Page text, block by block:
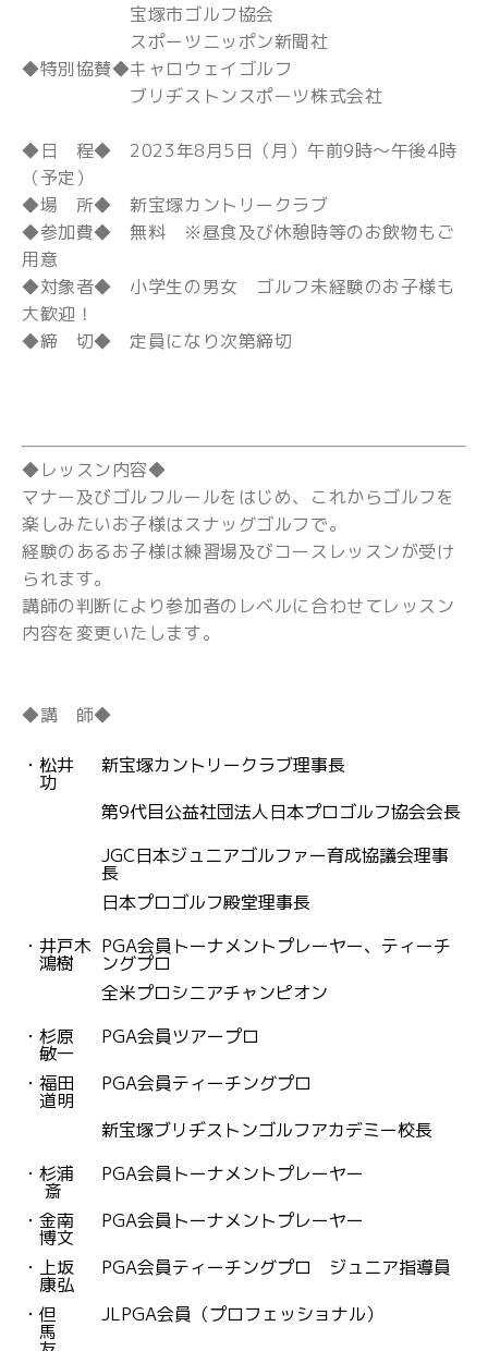
宝塚市ゴルフ協会
スポーツニッポン新聞社
◆特別協賛◆キャロウェイゴルフ
ブリヂストンスポーツ株式会社
◆日 程◆ 2023年8月5日（月）午前9時～午後4時
（予定）
◆場 所◆ 新宝塚カントリークラブ
◆参加費◆ 無料 ※昼食及び休憩時等のお飲物もご
用意
◆対象者◆ 小学生の男女 ゴルフ未経験のお子様も
大歓迎！
◆締 切◆ 定員になり次第締切
◆レッスン内容◆
マナー及びゴルフルールをはじめ、これからゴルフを
楽しみたいお子様はスナッグゴルフで。
経験のあるお子様は練習場及びコースレッスンが受け
られます。
講師の判断により参加者のレベルに合わせてレッスン
内容を変更いたします。
◆講 師◆
・ 松井
功
新宝塚カントリークラブ理事長
第9代目公益社団法人日本プロゴルフ協会会長
JGC日本ジュニアゴルファー育成協議会理事
長
日本プロゴルフ殿堂理事長
・ 井戸木
鴻樹
PGA会員トーナメントプレーヤー、ティーチ
ングプロ
全米プロシニアチャンピオン
・ 杉原
敏一
PGA会員ツアープロ
・ 福田
道明
PGA会員ティーチングプロ
新宝塚ブリヂストンゴルフアカデミー校長
・ 杉浦
斎
PGA会員トーナメントプレーヤー
・ 金南
博文
PGA会員トーナメントプレーヤー
・ 上坂
康弘
PGA会員ティーチングプロ ジュニア指導員
・ 但
馬
JLPGA会員（プロフェッショナル）